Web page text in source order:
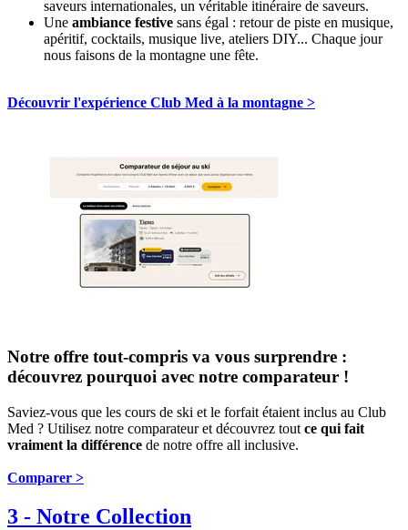
saveurs internationales, un véritable itinéraire de saveurs.
Une ambiance festive sans égal : retour de piste en musique,
apéritif, cocktails, musique live, ateliers DIY... Chaque jour
nous faisons de la montagne une fête.
Découvrir l'expérience Club Med à la montagne >
Notre offre tout-compris va vous surprendre :
découvrez pourquoi avec notre comparateur !
Saviez-vous que les cours de ski et le forfait étaient inclus au Club
Med ? Utilisez notre comparateur et découvrez tout ce qui fait
vraiment la différence de notre offre all inclusive.
Comparer >
3 - Notre Collection